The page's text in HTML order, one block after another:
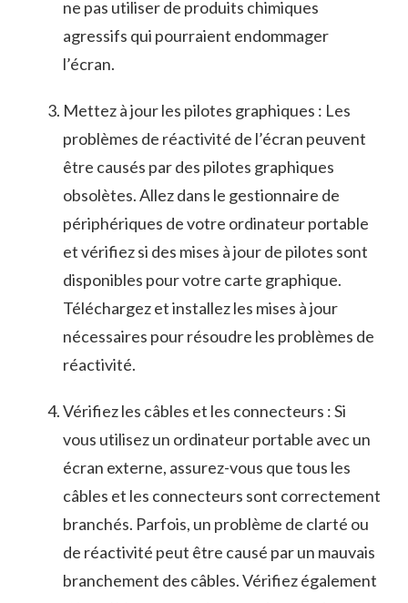
ne pas utiliser ⁣de⁢ produits chimiques
⁣agressifs qui pourraient endommager
l’écran.
Mettez à jour les pilotes graphiques ‌: ⁢Les
problèmes de réactivité ‌de l’écran peuvent
être ‍causés par des pilotes graphiques
obsolètes. Allez dans le gestionnaire de⁣
périphériques de votre ordinateur ⁣portable
et vérifiez si des mises à jour de‌ pilotes sont
disponibles pour votre carte graphique.
Téléchargez et installez les mises à jour
nécessaires pour résoudre les problèmes ⁣de
réactivité.
Vérifiez les câbles et les ​connecteurs : Si
vous utilisez un ordinateur portable ‍avec un
écran externe, assurez-vous que tous les
câbles et les connecteurs sont correctement
branchés. Parfois, un problème de clarté ou
de réactivité peut être causé par un mauvais
⁤branchement des câbles.‍ Vérifiez également